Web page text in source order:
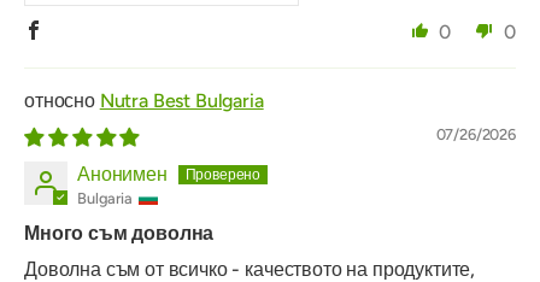
0 0
Nutra Best Bulgaria
07/26/2026
Анонимен
Bulgaria
Много съм доволна
Доволна съм от всичко - качеството на продуктите,